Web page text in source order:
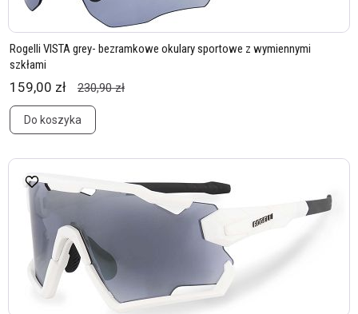
Rogelli VISTA grey- bezramkowe okulary sportowe z wymiennymi
szkłami
159,00 zł 230,90 zł
Do koszyka